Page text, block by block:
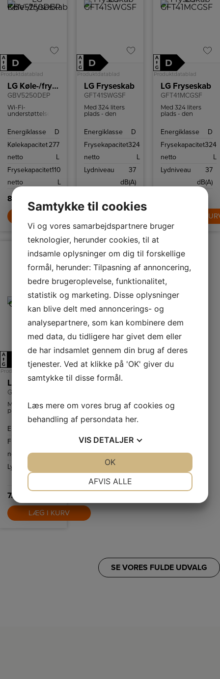
A
↑
G
D
Produktdatablad
LG Køle-/fryseskab
GBV5250DEP
Wi-Fi-
understøttelse,
smartphone og
kan du fjernstyre
så dit kabinet er
behov.
Energiklasse
D
Kølekapacitet
netto
277
L
Frysekapacitet
netto
110
L
8.999,-
A
↑
G
D
Produktdatablad
LG Fryseskab
GFT41SWGSF
Med 324 liters
plads - den
masser af plads
yndlingsmad.
Energiklasse
D
Frysekapacitet
netto
324
L
Lydniveau
37
dB(A)
7.999,-
A
↑
G
D
Produktdatablad
LG Fryseskab
GFT41MCGSF
Med 324 liters
plads - den
masser af plads
yndlingsmad
NoFrost.
Energiklasse
D
Frysekapacitet
netto
324
L
Lydniveau
37
dB(A)
LÆG I
A
↑
G
Produktdatablad
LG Fryseskab
GFT41PZGSF
Med 324 liters
plads - den
største i sin
klasse - har du
masser af plads
yndlingsmad.
Energiklasse
Frysekapacitet
netto
L
Lydniveau
7.999,-
LÆG I KURV
SE VORES FULDE UDVALG
Samtykke til cookies
Vi og vores samarbejdspartnere bruger
teknologier, herunder cookies, til at
indsamle oplysninger om dig til forskellige
formål, herunder: Tilpasning af annoncering,
bedre brugeroplevelse, funktionalitet,
statistik og marketing. Disse oplysninger
kan blive delt med annoncerings- og
analysepartnere, som kan kombinere dem
med data, du tidligere har givet dem eller
de har indsamlet gennem din brug af deres
tjenester. Ved at klikke på 'OK' giver du
samtykke til disse formål.
Læs mere om vores brug af cookies og
behandling af persondata her.
VIS DETALJER
MARKETING
AFVIS ALLE
OK